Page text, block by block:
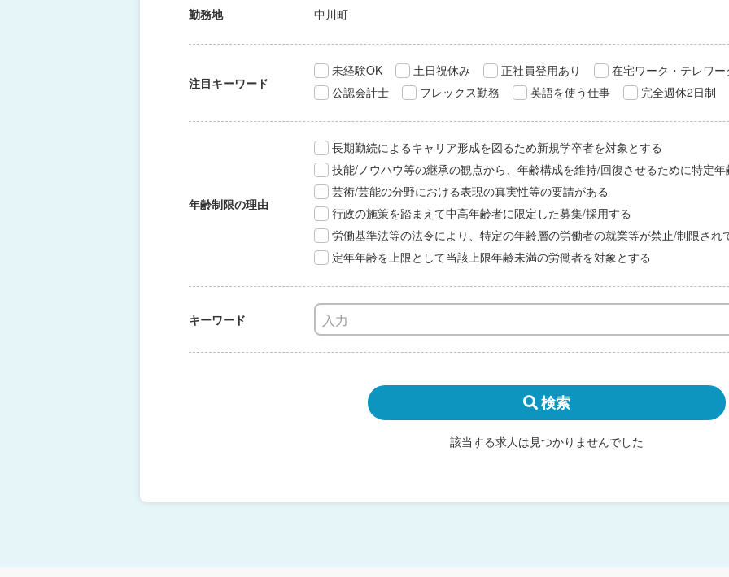
勤務地 中川町
注目キーワード
未経験OK 土日祝休み 正社員登用あり
在宅ワーク・テレワー
公認会計士
フレックス勤務 英語を使う仕事 完全週休2日制
年齢制限の理由
長期勤続によるキャリア形成を図るため新規学卒者を対象とする
技能/ノウハウ等の継承の観点から、年齢構成を維持/回復させるために特定
芸術/芸能の分野における表現の真実性等の要請がある
行政の施策を踏まえて中高年齢者に限定した募集/採用する
労働基準法等の法令により、特定の年齢層の労働者の就業等が禁止/制限され
定年年齢を上限として当該上限年齢未満の労働者を対象とする
キーワード
検索
該当する求人は見つかりませんでした